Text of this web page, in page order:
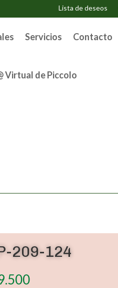
Lista de deseos
Servicios Contacto
Virtual de Piccolo
209-124